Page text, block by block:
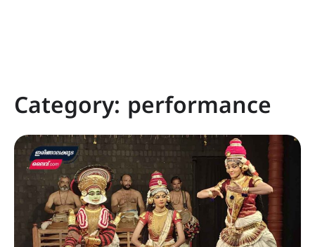
Category: performance